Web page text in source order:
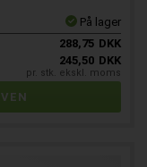
På lager
288,75 DKK
245,50 DKK
pr. stk. ekskl. moms